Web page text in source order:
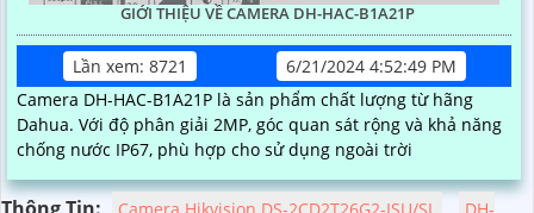
GIỚI THIỆU VỀ CAMERA DH-HAC-B1A21P
Lần xem: 8721
6/21/2024 4:52:49 PM
Camera DH-HAC-B1A21P là sản phẩm chất lượng từ hãng
Dahua. Với độ phân giải 2MP, góc quan sát rộng và khả năng
chống nước IP67, phù hợp cho sử dụng ngoài trời